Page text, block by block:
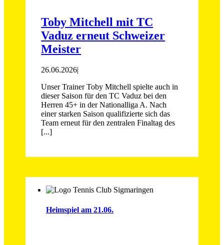
Toby Mitchell mit TC
Vaduz erneut Schweizer
Meister
26.06.2026|
Unser Trainer Toby Mitchell spielte auch in
dieser Saison für den TC Vaduz bei den
Herren 45+ in der Nationalliga A. Nach
einer starken Saison qualifizierte sich das
Team erneut für den zentralen Finaltag des
[...]
Heimspiel am 21.06.